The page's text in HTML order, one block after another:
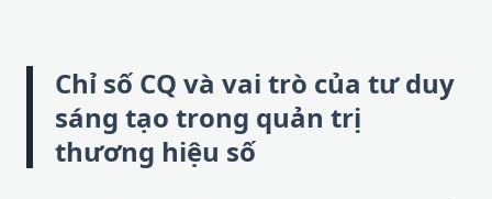
Chỉ số CQ và vai trò của tư duy
sáng tạo trong quản trị
thương hiệu số